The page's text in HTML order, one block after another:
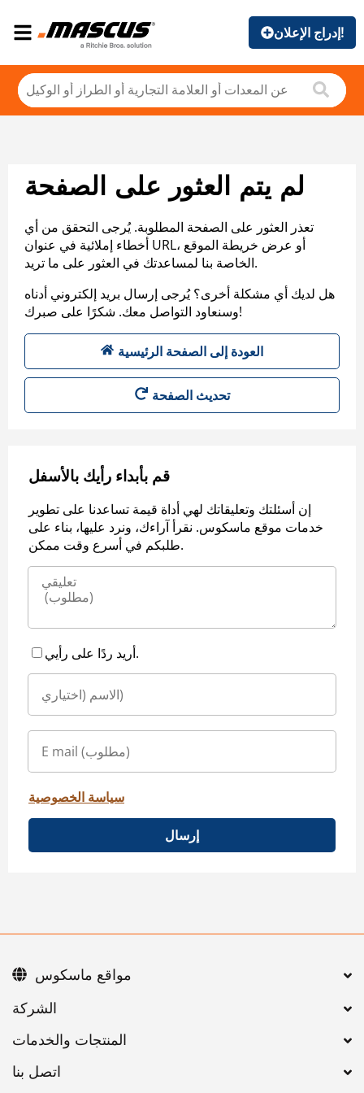
إدراج الإعلان!
لم يتم العثور على الصفحة
تعذر العثور على الصفحة المطلوبة. يُرجى التحقق من أي
أخطاء إملائية في عنوان URL، أو عرض خريطة الموقع
الخاصة بنا لمساعدتك في العثور على ما تريد.
هل لديك أي مشكلة أخرى؟ يُرجى إرسال بريد إلكتروني أدناه
وسنعاود التواصل معك. شكرًا على صبرك!
العودة إلى الصفحة الرئيسية
تحديث الصفحة
قم بأبداء رأيك بالأسفل
إن أسئلتك وتعليقاتك لهي أداة قيمة تساعدنا على تطوير
خدمات موقع ماسكوس. نقرأ آراءك، ونرد عليها، بناء على
طلبكم في أسرع وقت ممكن.
أريد ردًا على رأيي.
سياسة الخصوصية
إرسال
اتصل بنا
مواقع ماسكوس